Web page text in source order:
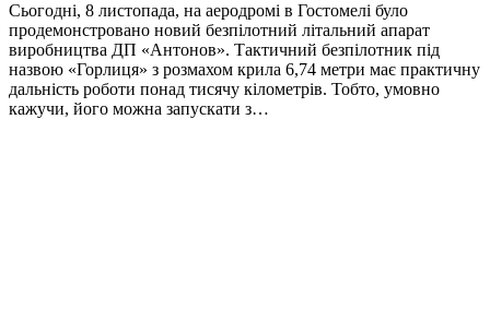
Сьогодні, 8 листопада, на аеродромі в Гостомелі було
продемонстровано новий безпілотний літальний апарат
виробництва ДП «Антонов». Тактичний безпілотник під
назвою «Горлиця» з розмахом крила 6,74 метри має практичну
дальність роботи понад тисячу кілометрів. Тобто, умовно
кажучи, його можна запускати з…